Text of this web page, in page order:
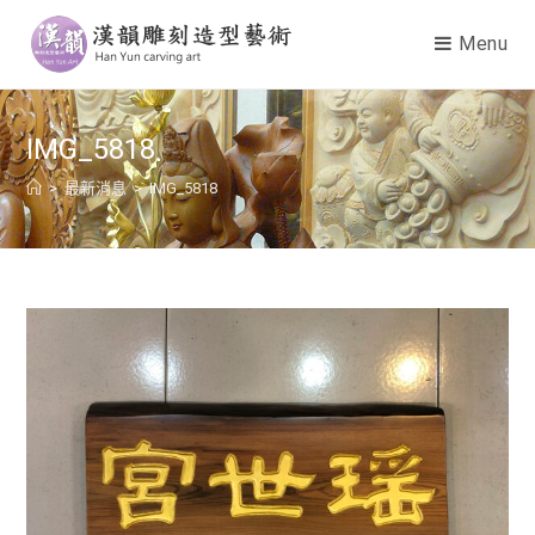
Menu
IMG_5818
> 最新消息 > IMG_5818